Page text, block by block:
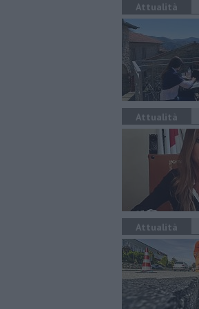
Attualità
Attualità
Attualità